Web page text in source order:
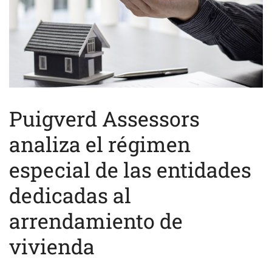
Puigverd Assessors
analiza el régimen
especial de las entidades
dedicadas al
arrendamiento de
vivienda